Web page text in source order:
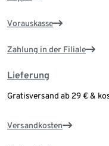
Vorauskasse
Zahlung in der Filiale
Lieferung
Gratisversand ab 29 € &
Versandkosten